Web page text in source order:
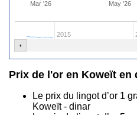
Mar '26 May '26
2015
Prix de l'or en Koweït en
Le prix du lingot d’or 1
Koweït - dinar